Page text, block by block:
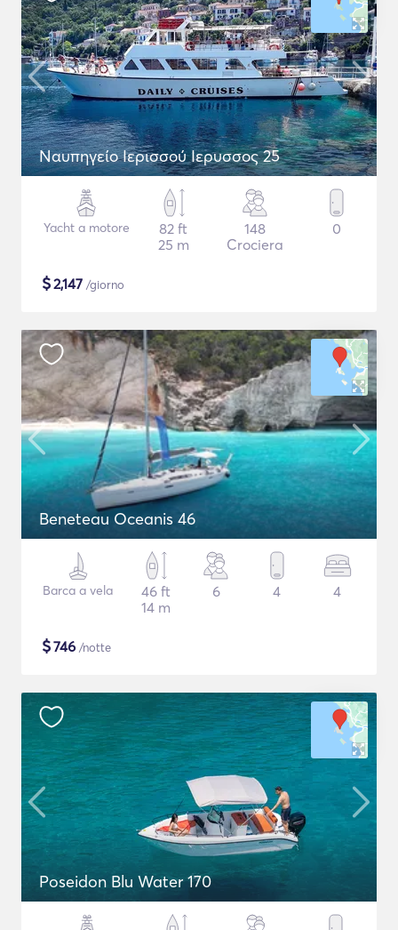
Ναυπηγείο Ιερισσού Ιερυσσος 25
Yacht a motore
82 ft
25 m
148
Crociera
0
$2,147 /giorno
Beneteau Oceanis 46
Barca a vela
46 ft
14 m
6 4 4
$746 /notte
Poseidon Blu Water 170